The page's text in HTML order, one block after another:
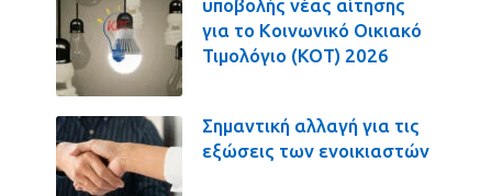
υποβολής νέας αίτησης
για το Κοινωνικό Οικιακό
Τιμολόγιο (ΚΟΤ) 2026
Σημαντική αλλαγή για τις
εξώσεις των ενοικιαστών